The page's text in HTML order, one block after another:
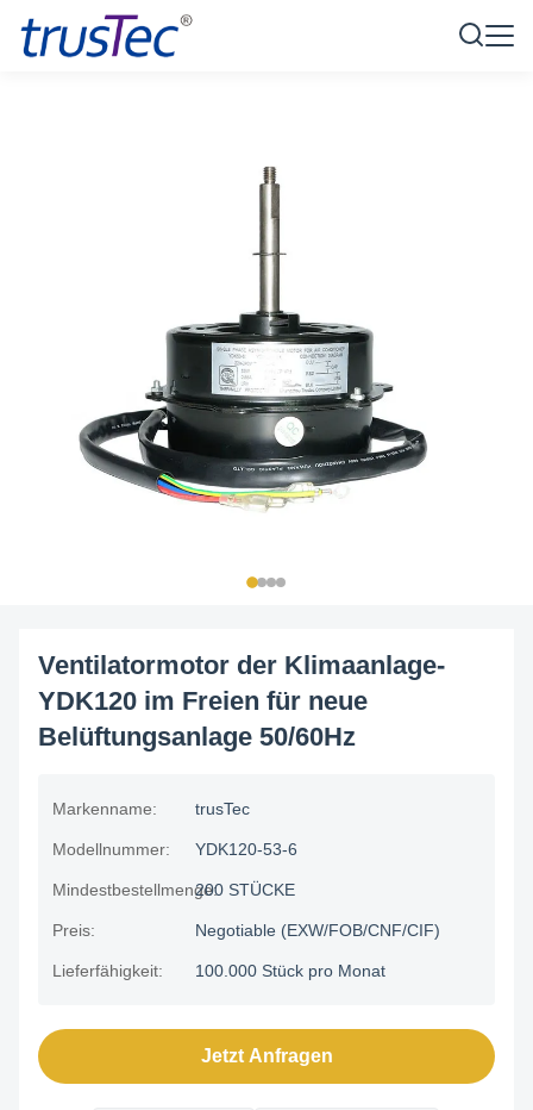
Ventilatormotor der Klimaanlage-
YDK120 im Freien für neue
Belüftungsanlage 50/60Hz
Markenname: trusTec
Modellnummer: YDK120-53-6
Mindestbestellmenge:200 STÜCKE
Preis: Negotiable (EXW/FOB/CNF/CIF)
Lieferfähigkeit: 100.000 Stück pro Monat
Jetzt Anfragen